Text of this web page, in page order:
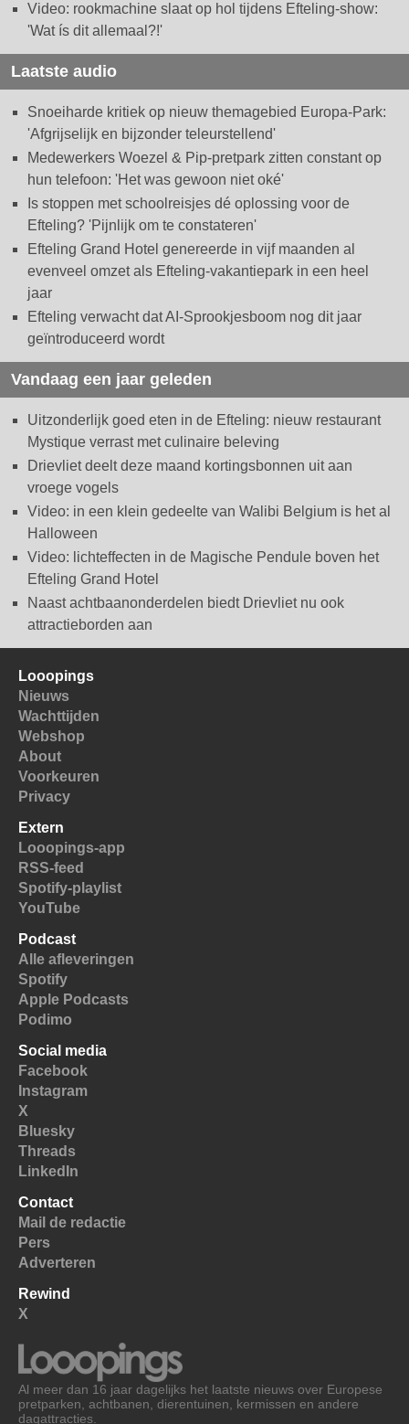
Video: rookmachine slaat op hol tijdens Efteling-show:
'Wat ís dit allemaal?!'
Laatste audio
Snoeiharde kritiek op nieuw themagebied Europa-Park:
'Afgrijselijk en bijzonder teleurstellend'
Medewerkers Woezel & Pip-pretpark zitten constant op
hun telefoon: 'Het was gewoon niet oké'
Is stoppen met schoolreisjes dé oplossing voor de
Efteling? 'Pijnlijk om te constateren'
Efteling Grand Hotel genereerde in vijf maanden al
evenveel omzet als Efteling-vakantiepark in een heel
jaar
Efteling verwacht dat AI-Sprookjesboom nog dit jaar
geïntroduceerd wordt
Vandaag een jaar geleden
Uitzonderlijk goed eten in de Efteling: nieuw restaurant
Mystique verrast met culinaire beleving
Drievliet deelt deze maand kortingsbonnen uit aan
vroege vogels
Video: in een klein gedeelte van Walibi Belgium is het al
Halloween
Video: lichteffecten in de Magische Pendule boven het
Efteling Grand Hotel
Naast achtbaanonderdelen biedt Drievliet nu ook
attractieborden aan
Looopings
Nieuws
Wachttijden
Webshop
About
Voorkeuren
Privacy
Extern
Looopings-app
RSS-feed
Spotify-playlist
YouTube
Podcast
Alle afleveringen
Spotify
Apple Podcasts
Podimo
Social media
Facebook
Instagram
X
Bluesky
Threads
LinkedIn
Contact
Mail de redactie
Pers
Adverteren
Rewind
X
Al meer dan 16 jaar dagelijks het laatste nieuws over Europese
pretparken, achtbanen, dierentuinen, kermissen en andere
dagattracties.